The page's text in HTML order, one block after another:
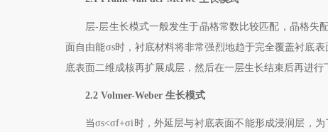
层- 层生长模式一般发生于晶格常数比较匹配，晶格失
面自由能σs时，衬底材料将非常强烈地趋于完全覆盖衬底表
底表面二维成核再扩展成层，然后在一层生长结束后再进行
2.2 Volmer-Weber生长模式
当σs<σf+σi 时，外延层与衬底表面不能形成浸润层，